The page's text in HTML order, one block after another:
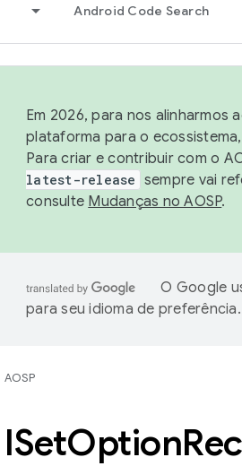
Android Code Search
Em 2026, para nos alinharmos
plataforma para o
Para criar e contribuir com o
latest-release sempre vai
consulte Mudanças no AOSP.
O Google
para seu idioma de
AOSP
ISetOption